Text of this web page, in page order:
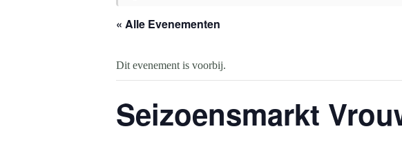
« Alle Evenementen
Dit evenement is voorbij.
Seizoensmarkt